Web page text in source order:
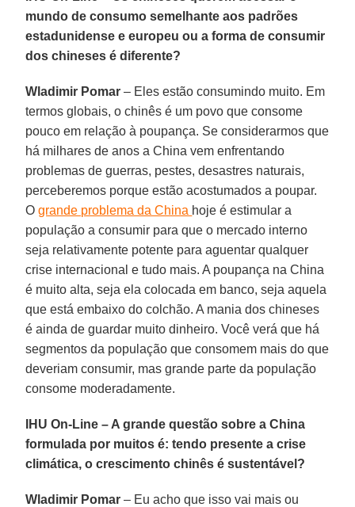
mundo de consumo semelhante aos padrões
estadunidense e europeu ou a forma de consumir
dos chineses é diferente?
Wladimir Pomar – Eles estão consumindo muito. Em
termos globais, o chinês é um povo que consome
pouco em relação à poupança. Se considerarmos que
há milhares de anos a China vem enfrentando
problemas de guerras, pestes, desastres naturais,
perceberemos porque estão acostumados a poupar.
Ogrande problema da China hoje é estimular a
população a consumir para que o mercado interno
seja relativamente potente para aguentar qualquer
crise internacional e tudo mais. A poupança na China
é muito alta, seja ela colocada em banco, seja aquela
que está embaixo do colchão. A mania dos chineses
é ainda de guardar muito dinheiro. Você verá que há
segmentos da população que consomem mais do que
deveriam consumir, mas grande parte da população
consome moderadamente.
IHU On-Line – A grande questão sobre a China
formulada por muitos é: tendo presente a crise
climática, o crescimento chinês é sustentável?
Wladimir Pomar – Eu acho que isso vai mais ou